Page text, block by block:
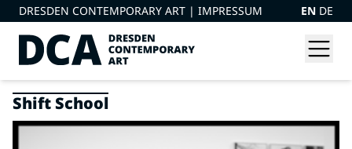
DRESDEN CONTEMPORARY ART | IMPRESSUM EN DE
Shift School